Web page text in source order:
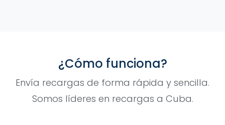
¿Cómo funciona?
Envía recargas de forma rápida y sencilla.
Somos líderes en recargas a Cuba.